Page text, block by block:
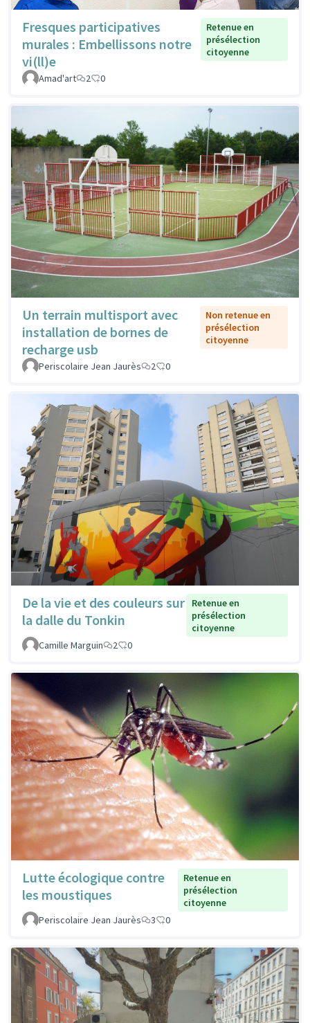
Fresques participatives
murales : Embellissons notre
vi(ll)e
Retenue en
présélection
citoyenne
Amad'art 2 0
Un terrain multisport avec
installation de bornes de
recharge usb
Non retenue en
présélection
citoyenne
Periscolaire Jean Jaurès 2 0
De la vie et des couleurs sur
la dalle du Tonkin
Retenue en
présélection
citoyenne
Camille Marguin
2 0
Lutte écologique contre
les moustiques
Retenue en
présélection
citoyenne
Periscolaire Jean Jaurès
3 0